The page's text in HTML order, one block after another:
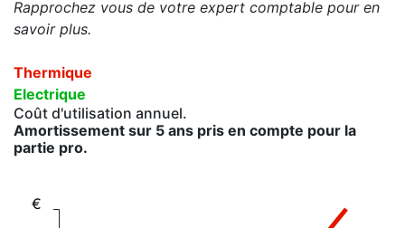
Rapprochez vous de votre expert comptable pour en
savoir plus.
Thermique
Electrique
Coût d'utilisation annuel.
Amortissement sur 5 ans pris en compte pour la
partie pro.
€